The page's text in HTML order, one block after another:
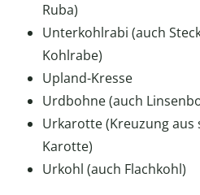
Ruba)
Unterkohlrabi (auch
Kohlrabe)
Upland-Kresse
Urdbohne (auch
Urkarotte (Kreuzung
Karotte)
Urkohl (auch Flachkohl)